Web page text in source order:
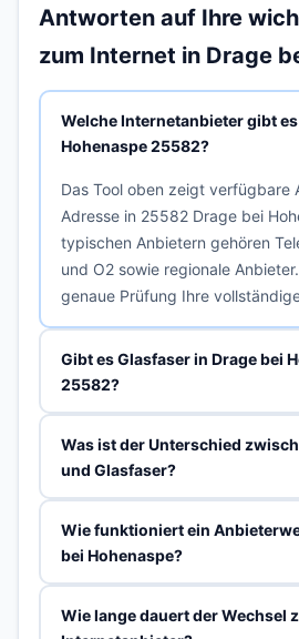
Antworten auf Ihre
zum Internet in Drage
Welche Internetanbieter gibt
Hohenaspe 25582?
Das Tool oben zeigt verfügbare
Adresse in 25582 Drage bei
typischen Anbietern gehören
und O2 sowie regionale
genaue Prüfung Ihre
Gibt es Glasfaser in Drage bei
25582?
Was ist der Unterschied
und Glasfaser?
Wie funktioniert ein
bei Hohenaspe?
Wie lange dauert der Wechsel